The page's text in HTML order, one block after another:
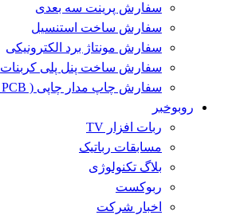
سفارش پرینت سه بعدی
سفارش ساخت استنسیل
سفارش مونتاژ برد الکترونیکی
سفارش ساخت پنل پلی کربنات
سفارش چاپ مدار چاپی ( PCB )
روبوخبر
ربات افزار TV
مسابقات رباتیک
بلاگ تکنولوژی
ربوکست
اخبار شرکت